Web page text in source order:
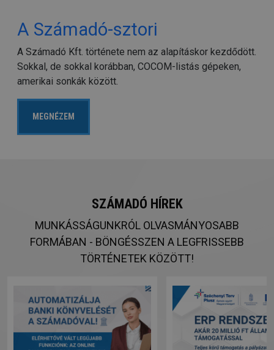
A Számadó-sztori
A Számadó Kft. története nem az alapításkor kezdődött.
Sokkal, de sokkal korábban, COCOM-listás gépeken,
amerikai sonkák között.
MEGNÉZEM
SZÁMADÓ HÍREK
MUNKÁSSÁGUNKRÓL OLVASMÁNYOSABB
FORMÁBAN - BÖNGÉSSZEN A LEGFRISSEBB
TÖRTÉNETEK KÖZÖTT!